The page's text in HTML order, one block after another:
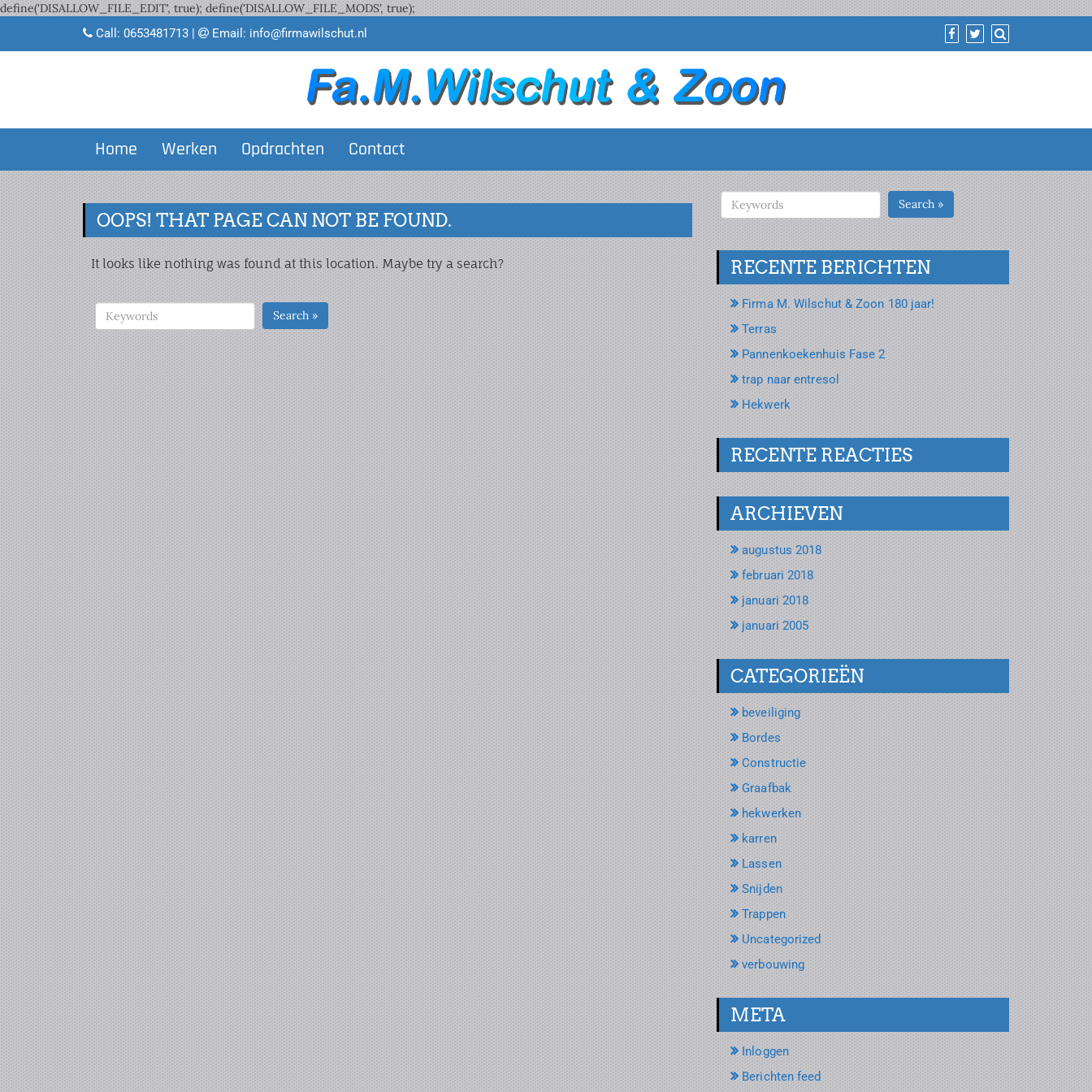
define('DISALLOW_FILE_EDIT', true); define('DISALLOW_FILE_MODS', true);
Call: 0653481713 | Email: info@firmawilschut.nl
Home Werken Opdrachten Contact
OOPS! THAT PAGE CAN NOT BE FOUND.
It looks like nothing was found at this location. Maybe try a search?
Search »
Search »
RECENTE BERICHTEN
Firma M. Wilschut & Zoon 180 jaar!
Terras
Pannenkoekenhuis Fase 2
trap naar entresol
Hekwerk
RECENTE REACTIES
ARCHIEVEN
augustus 2018
februari 2018
januari 2018
januari 2005
CATEGORIEËN
beveiliging
Bordes
Constructie
Graafbak
hekwerken
karren
Lassen
Snijden
Trappen
Uncategorized
verbouwing
META
Inloggen
Berichten feed